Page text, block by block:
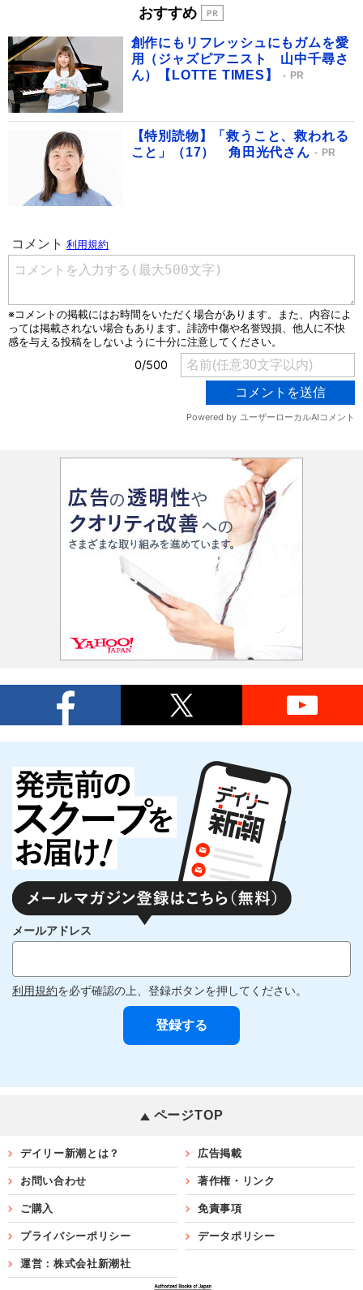
おすすめ
創作にもリフレッシュにもガムを愛
用（ジャズピアニスト 山中千尋さ
ん）【LOTTE TIMES】
PR
【特別読物】「救うこと、救われる
こと」（17） 角田光代さん
PR
メールアドレス
利用規約を必ず確認の上、登録ボタンを押してください。
ページTOP
デイリー新潮とは？ 広告掲載
お問い合わせ 著作権・リンク
ご購入 免責事項
プライバシーポリシー データポリシー
運営：株式会社新潮社